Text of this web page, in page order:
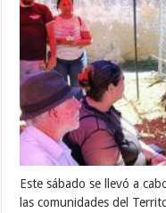
Este sábado se llevó a
las comunidades del